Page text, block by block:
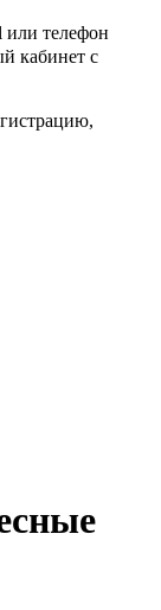
или телефон
кабинет с